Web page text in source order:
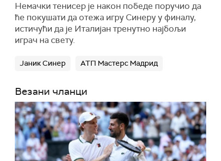
Немачки тенисер је након победе поручио да
ће покушати да отежа игру Синеру у финалу,
истичући да је Италијан тренутно најбољи
играч на свету.
Јаник Синер АТП Мастерс Мадрид
Везани чланци